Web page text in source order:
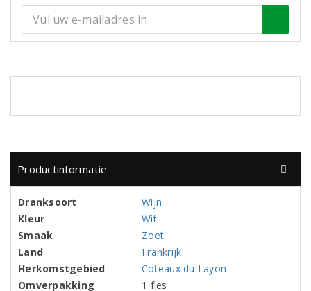
Productinformatie
Dranksoort
Wijn
Kleur
Wit
Smaak
Zoet
Land
Frankrijk
Herkomstgebied
Coteaux du Layon
Omverpakking
1 fles